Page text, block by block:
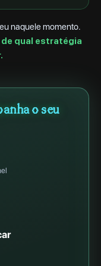
naquele momento.
qual estratégia
o seu